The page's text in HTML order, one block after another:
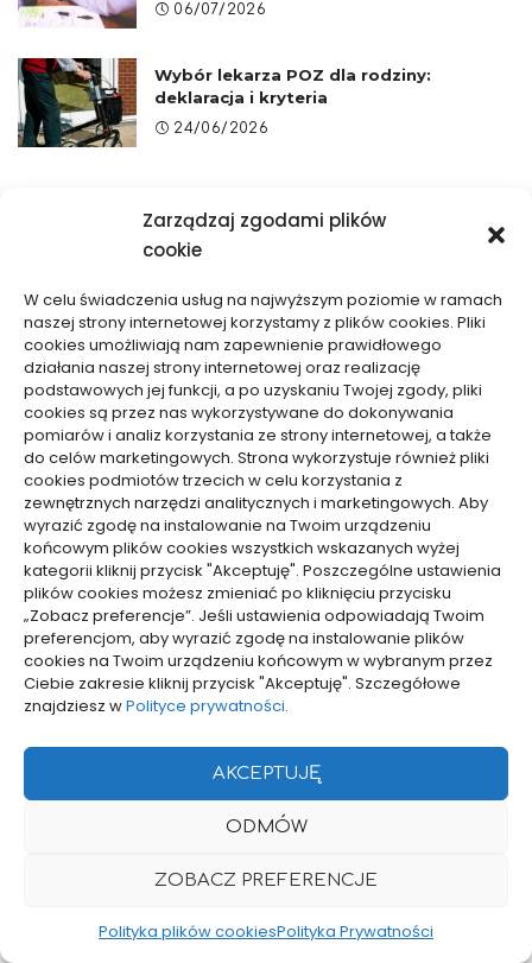
Zarządzaj zgodami plików
cookie
W celu świadczenia usług na najwyższym poziomie w ramach
naszej strony internetowej korzystamy z plików cookies. Pliki
cookies umożliwiają nam zapewnienie prawidłowego
działania naszej strony internetowej oraz realizację
podstawowych jej funkcji, a po uzyskaniu Twojej zgody, pliki
cookies są przez nas wykorzystywane do dokonywania
pomiarów i analiz korzystania ze strony internetowej, a także
do celów marketingowych. Strona wykorzystuje również pliki
cookies podmiotów trzecich w celu korzystania z
zewnętrznych narzędzi analitycznych i marketingowych. Aby
wyrazić zgodę na instalowanie na Twoim urządzeniu
końcowym plików cookies wszystkich wskazanych wyżej
kategorii kliknij przycisk "Akceptuję". Poszczególne ustawienia
plików cookies możesz zmieniać po kliknięciu przycisku
„Zobacz preferencje”. Jeśli ustawienia odpowiadają Twoim
preferencjom, aby wyrazić zgodę na instalowanie plików
cookies na Twoim urządzeniu końcowym w wybranym przez
Ciebie zakresie kliknij przycisk "Akceptuję". Szczegółowe
znajdziesz wPolityce prywatności.
AKCEPTUJĘ
ODMÓW
ZOBACZ PREFERENCJE
Polityka plików cookiesPolityka Prywatności
06/07/2026
Wybór lekarza POZ dla rodziny:
deklaracja i kryteria
24/06/2026
Dom, Ogród
Lite drewno na
ogrzewaniu
podłogowym: ocena
05/06/2026
Dom, Ogród
Kiedy czyścić wymiennik
ciepła rekuperatora
15/04/2026
przyciąga insekty i pleśń
profilaktyka
Dom, Ogród
wodną przyczepy
– skuteczne